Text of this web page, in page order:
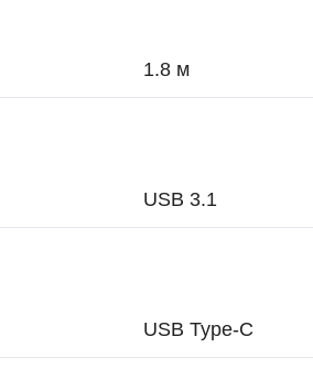
1.8 м
USB 3.1
USB Type-C